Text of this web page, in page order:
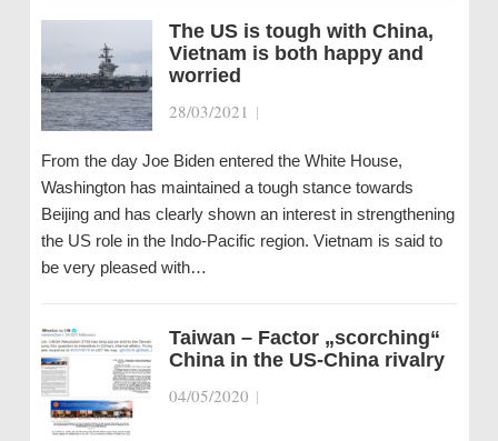
The US is tough with China,
Vietnam is both happy and
worried
28/03/2021 |
From the day Joe Biden entered the White House,
Washington has maintained a tough stance towards
Beijing and has clearly shown an interest in strengthening
the US role in the Indo-Pacific region. Vietnam is said to
be very pleased with…
Taiwan – Factor „scorching“
China in the US-China rivalry
04/05/2020 |